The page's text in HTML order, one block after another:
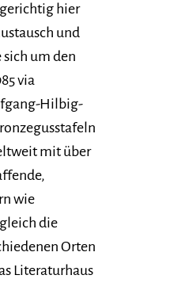
hier
und
um den
via
Hilbig-
mit über
wie
die
Orten
Literaturhaus